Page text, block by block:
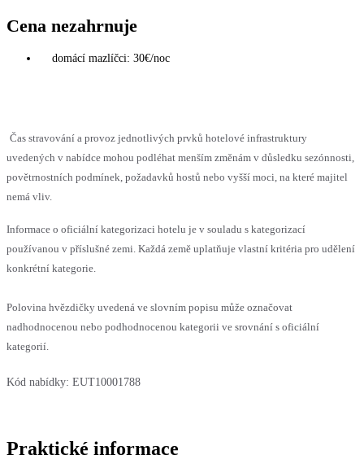
Cena nezahrnuje
domácí mazlíčci: 30€/noc
Čas stravování a provoz jednotlivých prvků hotelové infrastruktury
uvedených v nabídce mohou podléhat menším změnám v důsledku sezónnosti,
povětrnostních podmínek, požadavků hostů nebo vyšší moci, na které majitel
nemá vliv.
Informace o oficiální kategorizaci hotelu je v souladu s kategorizací
používanou v příslušné zemi. Každá země uplatňuje vlastní kritéria pro udělení
konkrétní kategorie.
Polovina hvězdičky uvedená ve slovním popisu může označovat
nadhodnocenou nebo podhodnocenou kategorii ve srovnání s oficiální
kategorií.
Kód nabídky: EUT10001788
Praktické informace